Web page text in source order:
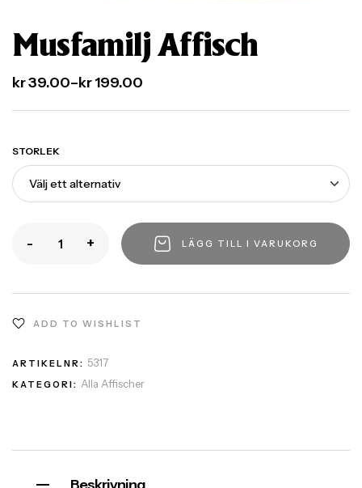
Musfamilj Affisch
kr39.00–kr199.00
STORLEK
- + LÄGG TILL I VARUKORG
ADD TO WISHLIST
ARTIKELNR: 5317
KATEGORI: Alla Affischer